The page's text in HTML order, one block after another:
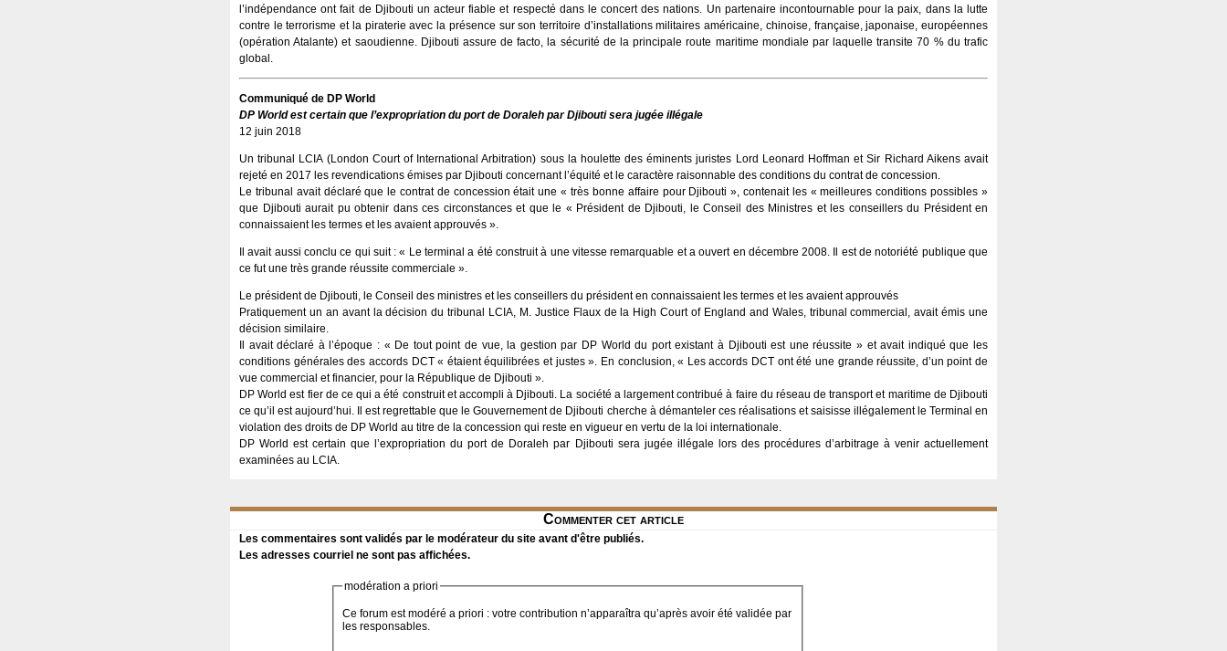
l’indépendance ont fait de Djibouti un acteur fiable et respecté dans le concert des nations. Un partenaire incontournable pour la paix, dans la lutte
contre le terrorisme et la piraterie avec la présence sur son territoire d’installations militaires américaine, chinoise, française, japonaise, européennes
(opération Atalante) et saoudienne. Djibouti assure de facto, la sécurité de la principale route maritime mondiale par laquelle transite 70 % du trafic
global.
Communiqué de DP World
DP World est certain que l’expropriation du port de Doraleh par Djibouti sera jugée illégale
12 juin 2018
Un tribunal LCIA (London Court of International Arbitration) sous la houlette des éminents juristes Lord Leonard Hoffman et Sir Richard Aikens avait
rejeté en 2017 les revendications émises par Djibouti concernant l’équité et le caractère raisonnable des conditions du contrat de concession.
Le tribunal avait déclaré que le contrat de concession était une « très bonne affaire pour Djibouti », contenait les « meilleures conditions possibles »
que Djibouti aurait pu obtenir dans ces circonstances et que le « Président de Djibouti, le Conseil des Ministres et les conseillers du Président en
connaissaient les termes et les avaient approuvés ».
Il avait aussi conclu ce qui suit : « Le terminal a été construit à une vitesse remarquable et a ouvert en décembre 2008. Il est de notoriété publique que
ce fut une très grande réussite commerciale ».
Le président de Djibouti, le Conseil des ministres et les conseillers du président en connaissaient les termes et les avaient approuvés
Pratiquement un an avant la décision du tribunal LCIA, M. Justice Flaux de la High Court of England and Wales, tribunal commercial, avait émis une
décision similaire.
Il avait déclaré à l’époque : « De tout point de vue, la gestion par DP World du port existant à Djibouti est une réussite » et avait indiqué que les
conditions générales des accords DCT « étaient équilibrées et justes ». En conclusion, « Les accords DCT ont été une grande réussite, d’un point de
vue commercial et financier, pour la République de Djibouti ».
DP World est fier de ce qui a été construit et accompli à Djibouti. La société a largement contribué à faire du réseau de transport et maritime de Djibouti
ce qu’il est aujourd’hui. Il est regrettable que le Gouvernement de Djibouti cherche à démanteler ces réalisations et saisisse illégalement le Terminal en
violation des droits de DP World au titre de la concession qui reste en vigueur en vertu de la loi internationale.
DP World est certain que l’expropriation du port de Doraleh par Djibouti sera jugée illégale lors des procédures d’arbitrage à venir actuellement
examinées au LCIA.
Commenter cet article
Les commentaires sont validés par le modérateur du site avant d'être publiés.
Les adresses courriel ne sont pas affichées.
modération a priori
Ce forum est modéré a priori : votre contribution n’apparaîtra qu’après avoir été validée par
les responsables.